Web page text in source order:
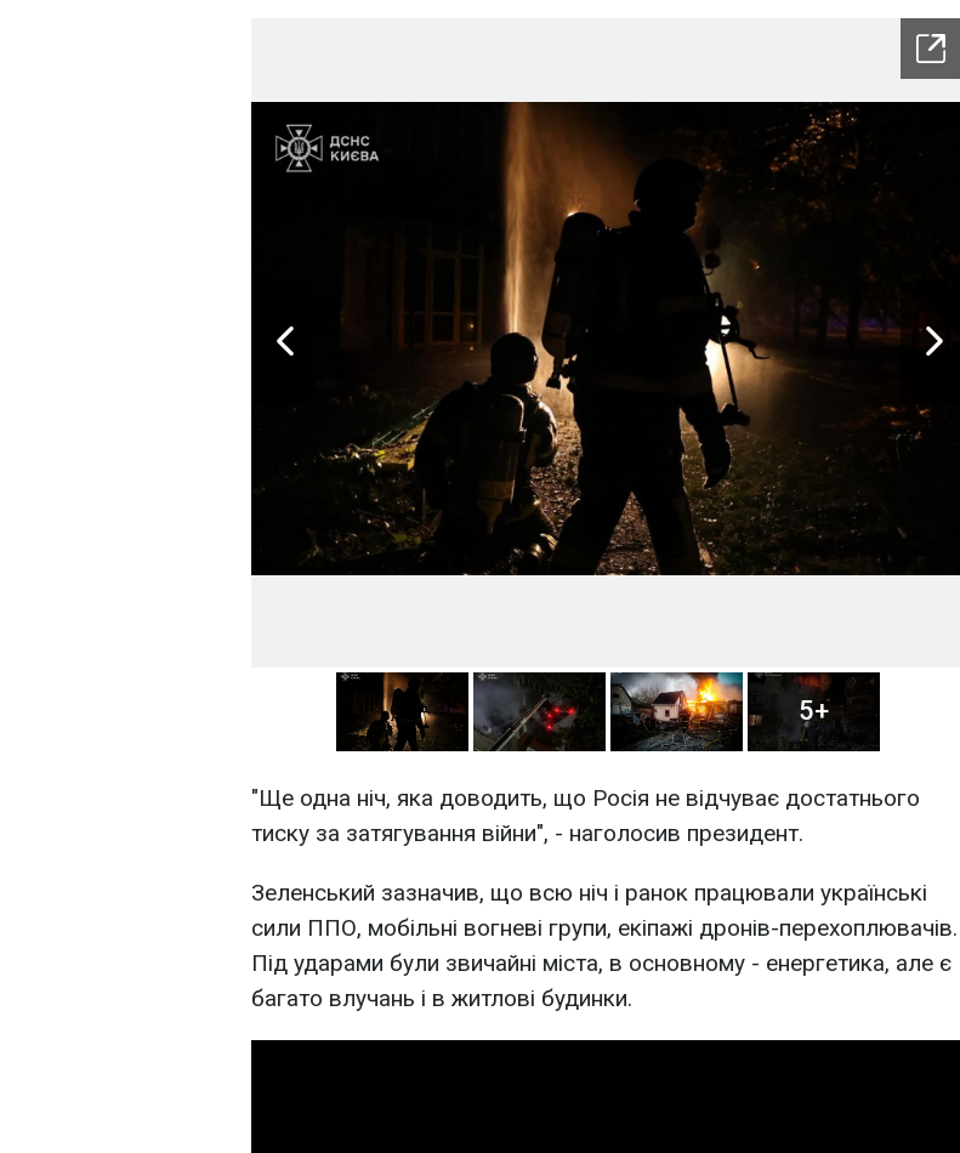
5+
"Ще одна ніч, яка доводить, що Росія не відчуває достатнього
тиску за затягування війни", - наголосив президент.
Зеленський зазначив, що всю ніч і ранок працювали українські
сили ППО, мобільні вогневі групи, екіпажі дронів-перехоплювачів.
Під ударами були звичайні міста, в основному - енергетика, але є
багато влучань і в житлові будинки.